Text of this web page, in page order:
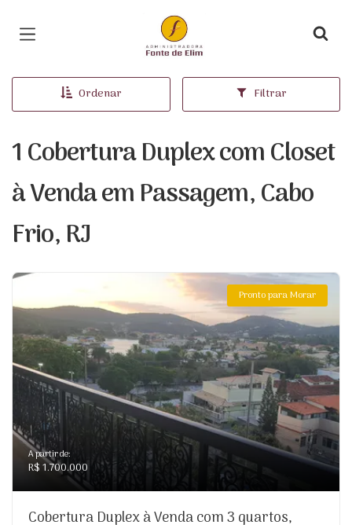
Página inicial
Ordenar Filtrar
1 Cobertura Duplex com Closet
à Venda em Passagem, Cabo
Frio, RJ
Pronto para Morar
A partir de:
R$ 1.700.000
Cobertura Duplex à Venda com 3 quartos,